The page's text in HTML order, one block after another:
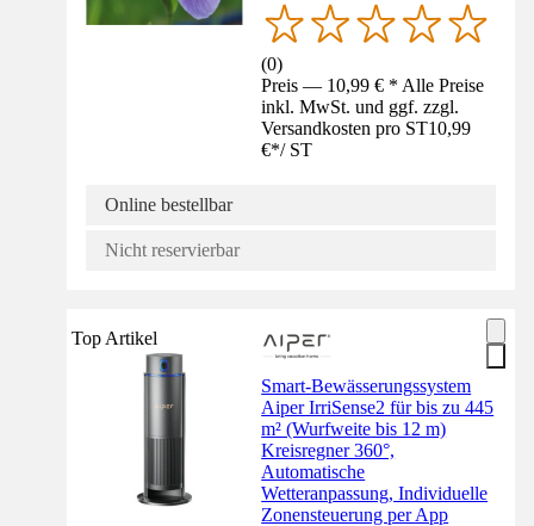
(0)
Preis — 10,99 € * Alle Preise
inkl. MwSt. und ggf. zzgl.
Versandkosten pro ST10,99
€*/ ST
Online bestellbar
Nicht reservierbar
Top Artikel
Smart‑Bewässerungssystem
Aiper IrriSense2 für bis zu 445
m² (Wurfweite bis 12 m)
Kreisregner 360°,
Automatische
Wetteranpassung, Individuelle
Zonensteuerung per App